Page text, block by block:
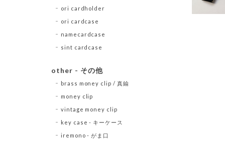
ori cardholder
ori cardcase
namecardcase
sint cardcase
other - その他
brass money clip / 真鍮
money clip
vintage money clip
key case - キーケース
iremono - がま口